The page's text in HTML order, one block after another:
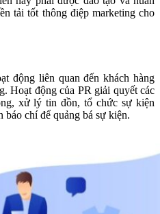
tải tốt thông điệp marketing cho
động liên quan đến khách hàng
Hoạt động của PR giải quyết các
xử lý tin đồn, tổ chức sự kiện
báo chí để quảng bá sự kiện.